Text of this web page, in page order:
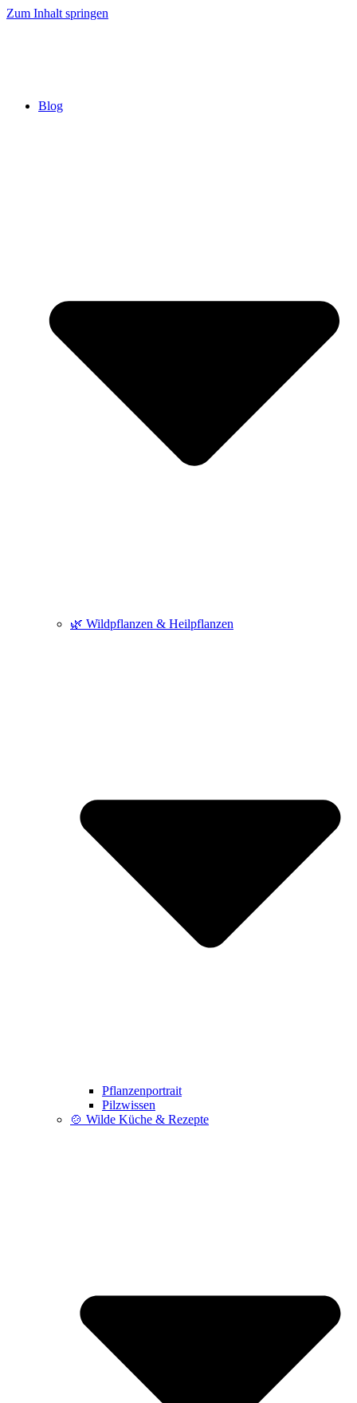
Zum Inhalt springen
Blog
🌿 Wildpflanzen & Heilpflanzen
Pflanzenportrait
Pilzwissen
🍲 Wilde Küche & Rezepte